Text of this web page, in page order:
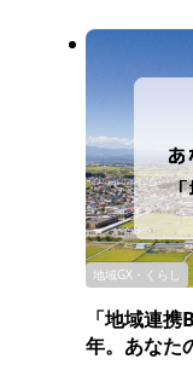
地域GX・くらし
「地域連
年。あなた